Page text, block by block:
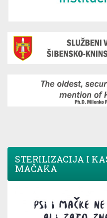
STERILIZACIJA I
MAČAKA